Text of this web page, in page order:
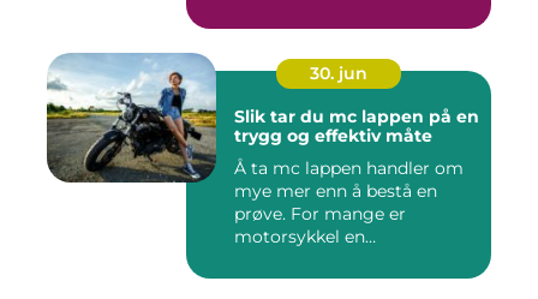
30. jun
Slik tar du mc lappen på en
trygg og effektiv måte
Å ta mc lappen handler om
mye mer enn å bestå en
prøve. For mange er
motorsykkel en